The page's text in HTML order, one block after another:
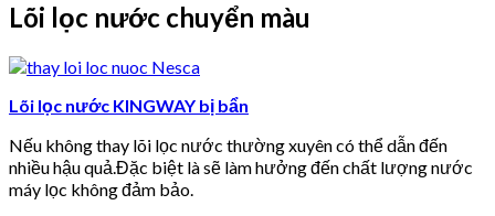
Lõi lọc nước chuyển màu
Lõi lọc nước KINGWAY bị bẩn
Nếu không thay lõi lọc nước thường xuyên có thể dẫn đến
nhiều hậu quả.Đặc biệt là sẽ làm hưởng đến chất lượng nước
máy lọc không đảm bảo.